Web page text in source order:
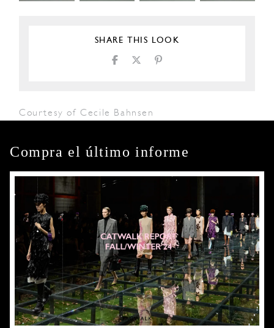
SHARE THIS LOOK
Courtesy of Cecile Bahnsen
Compra el último informe